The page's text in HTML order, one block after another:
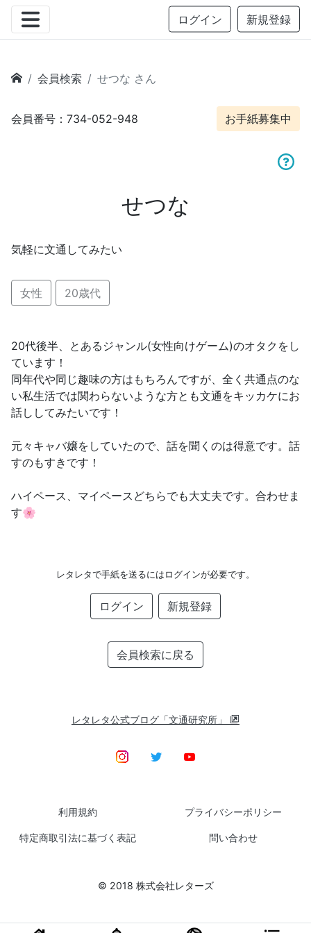
ログイン 新規登録
会員検索 せつな さん
会員番号：734-052-948 お手紙募集中
せつな
気軽に文通してみたい
女性 20歳代
20代後半、とあるジャンル(女性向けゲーム)のオタクをし
ています！
同年代や同じ趣味の方はもちろんですが、全く共通点のな
い私生活では関わらないような方とも文通をキッカケにお
話ししてみたいです！
元々キャバ嬢をしていたので、話を聞くのは得意です。話
すのもすきです！
ハイペース、マイペースどちらでも大丈夫です。合わせま
す🌸
レタレタで手紙を送るにはログインが必要です。
ログイン 新規登録
会員検索に戻る
レタレタ公式ブログ「文通研究所」
利用規約 プライバシーポリシー
特定商取引法に基づく表記 問い合わせ
© 2018 株式会社レターズ